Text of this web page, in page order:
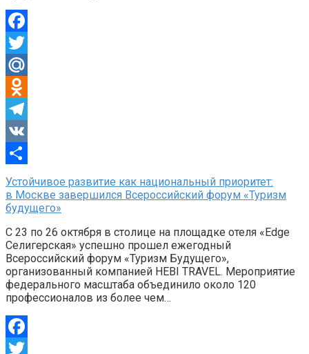
Facebook
Twitter
Mail.Ru
Odnoklassniki
Telegram
VK
Отправить
Устойчивое развитие как национальный приоритет:
в Москве завершился Всероссийский форум «Туризм
будущего»
С 23 по 26 октября в столице на площадке отеля «Edge
Селигерская» успешно прошел ежегодный
Всероссийский форум «Туризм Будущего»,
организованный компанией HEBI TRAVEL. Мероприятие
федерального масштаба объединило около 120
профессионалов из более чем…
Facebook